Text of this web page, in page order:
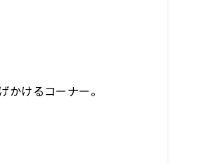
けるコーナー。